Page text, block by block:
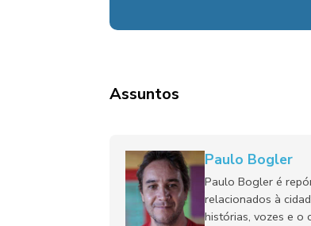
Assuntos
Paulo Bogler
Paulo Bogler é
relacionados à
histórias, vozes e o